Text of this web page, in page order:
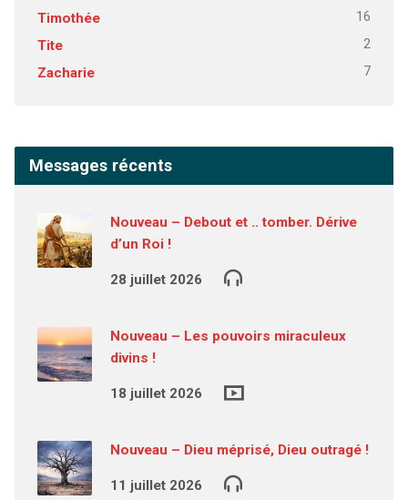
Timothée 16
Tite 2
Zacharie 7
Messages récents
Nouveau – Debout et .. tomber. Dérive
d’un Roi !
28 juillet 2026
Nouveau – Les pouvoirs miraculeux
divins !
18 juillet 2026
Nouveau – Dieu méprisé, Dieu outragé !
11 juillet 2026